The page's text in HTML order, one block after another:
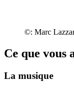
©: Marc
Ce que vous
La musique